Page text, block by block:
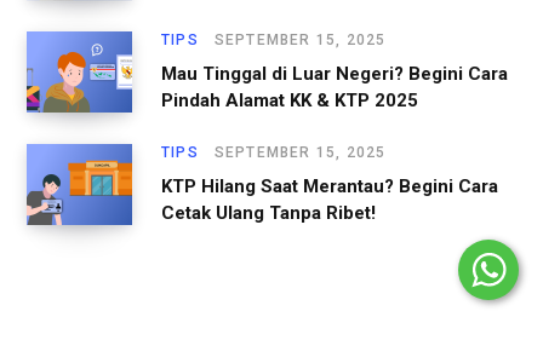
TIPS SEPTEMBER 15, 2025
Mau Tinggal di Luar Negeri? Begini Cara
Pindah Alamat KK & KTP 2025
TIPS SEPTEMBER 15, 2025
KTP Hilang Saat Merantau? Begini Cara
Cetak Ulang Tanpa Ribet!